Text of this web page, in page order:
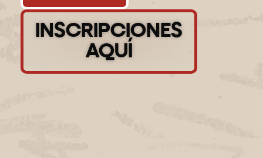
INSCRIPCIONES
AQUÍ